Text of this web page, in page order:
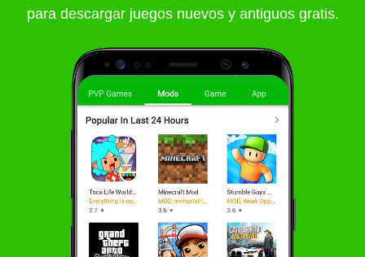
para descargar juegos nuevos y antiguos gratis.